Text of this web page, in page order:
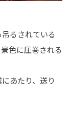
るされている
色に圧巻される
あたり、送り